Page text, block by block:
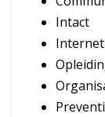
Intact